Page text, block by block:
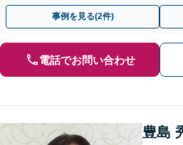
題は自分の代で解決しましょう【完全個
事例を見る(2件)
電話でお問い合わせ
豊島